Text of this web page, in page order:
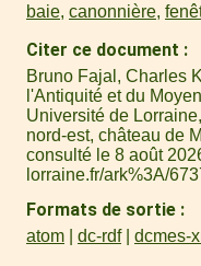
baie, canonnière,
Citer ce document
Bruno Fajal, Charles
l'Antiquité et du
Université de
nord-est, château de
consulté le 8 août
lorraine.fr/ark%3A/
Formats de sortie
atom dc-rdf dcmes-